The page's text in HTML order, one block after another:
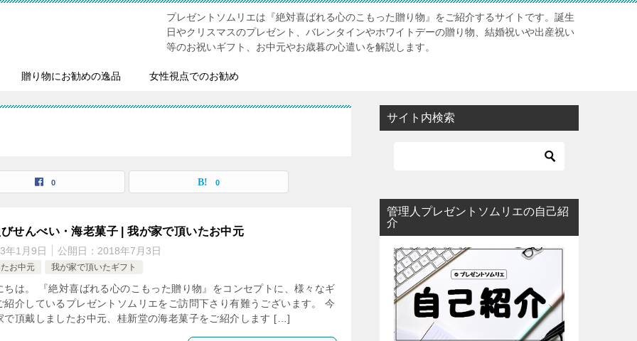
プレゼントソムリエは『絶対喜ばれる心のこもった贈り物』をご紹介するサイトです。誕生
日やクリスマスのプレゼント、バレンタインやホワイトデーの贈り物、結婚祝いや出産祝い
等のお祝いギフト、お中元やお歳暮の心遣いを解説します。
贈り物にお勧めの逸品 女性視点でのお勧め
0 0
せんべい・海老菓子 | 我が家で頂いたお中元
年1月9日 公開日： 2018年7月3日
お中元 我が家で頂いたギフト
ちは。 『絶対喜ばれる心のこもった贈り物』をコンセプトに、様々なギ
紹介しているプレゼントソムリエをご訪問下さり有難うございます。 今
で頂戴しましたお中元、桂新堂の海老菓子をご紹介します […]
サイト内検索
管理人プレゼントソムリエの自己紹
介